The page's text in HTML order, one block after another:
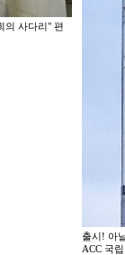
의 사다리" 편
출시! 아
ACC 국